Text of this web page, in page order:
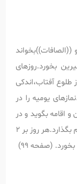
بخورد.روزهای
طلوع آفتاب،اندکی
یومیه را در
و اقامه بگوید و در
وقت گفتن اذان و اقامه،دست را روی شکم بگذارد.هر روز بر 2
(صفحه 99)